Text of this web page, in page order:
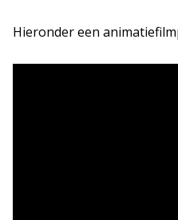
Hieronder een